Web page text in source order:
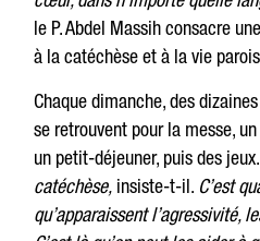
le P. Abdel Massih consacre
à la catéchèse et à la vie
Chaque dimanche, des
se retrouvent pour la messe,
un petit-déjeuner, puis des jeux.
catéchèse, insiste-t-il. C’est
qu’apparaissent l’agressivité,